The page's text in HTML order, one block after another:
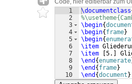
Code, hier editierbar zum
1
2
3
4
5
6
7
8
9
10
\documentclass
\begin{
\begin{ frame}
\begin{
\item
\item
5.
\end {enumerate
\end { frame}
\end {document }